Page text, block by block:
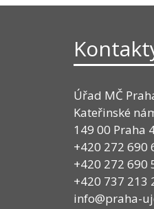
Úřad MČ
Kateřinské
149 00 Praha
+420 272 690
+420 272 690
+420 737 213
info@praha-